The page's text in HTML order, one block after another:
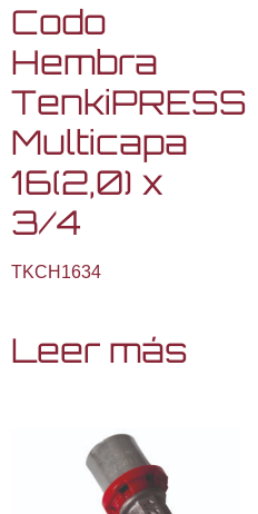
Codo
Hembra
TenkiPRESS
Multicapa
16(2,0) x
3/4
TKCH1634
Leer más